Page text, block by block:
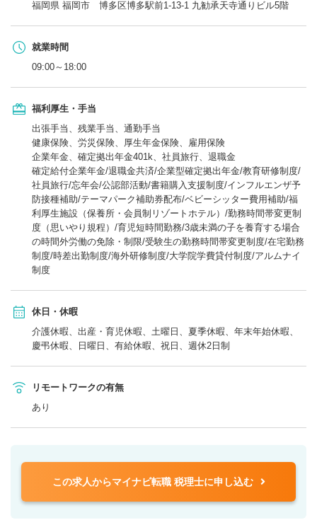
福岡県 福岡市 博多区博多駅前1-13-1 九勧承天寺通りビル5階
就業時間
09:00～18:00
福利厚生・手当
出張手当、残業手当、通勤手当
健康保険、労災保険、厚生年金保険、雇用保険
企業年金、確定拠出年金401k、社員旅行、退職金
確定給付企業年金/退職金共済/企業型確定拠出年金/教育研修制度/
社員旅行/忘年会/公認部活動/書籍購入支援制度/インフルエンザ予
防接種補助/テーマパーク補助券配布/ベビーシッター費用補助/福
利厚生施設（保養所・会員制リゾートホテル）/勤務時間帯変更制
度（思いやり規程）/育児短時間勤務/3歳未満の子を養育する場合
の時間外労働の免除・制限/受験生の勤務時間帯変更制度/在宅勤務
制度/時差出勤制度/海外研修制度/大学院学費貸付制度/アルムナイ
制度
休日・休暇
介護休暇、出産・育児休暇、土曜日、夏季休暇、年末年始休暇、
慶弔休暇、日曜日、有給休暇、祝日、週休2日制
リモートワークの有無
あり
この求人からマイナビ転職 税理士に申し込む